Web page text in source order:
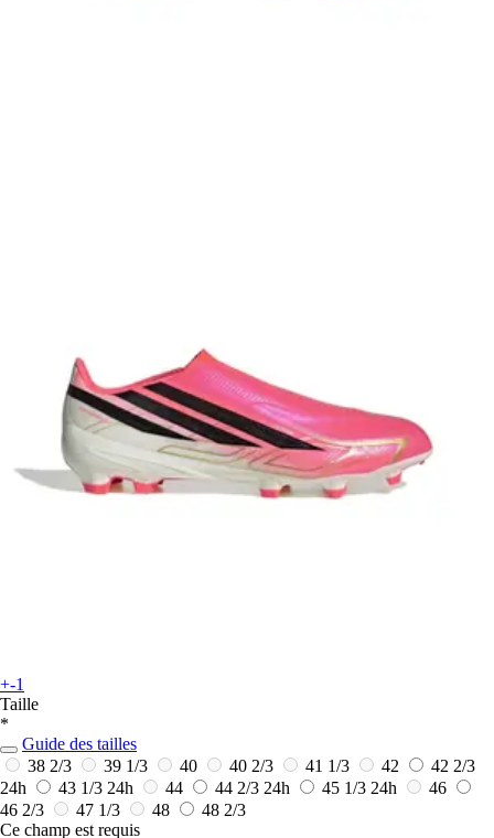
+-1
Taille
*
Guide des tailles
38 2/3
39 1/3 40 40 2/3 41 1/3 42
42 2/3
24h
43 1/3 24h 44 44 2/3 24h 45 1/3 24h
46
46 2/3
47 1/3 48
48 2/3
Ce champ est requis